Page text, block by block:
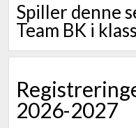
Spiller denne
Team BK i
2026-2027